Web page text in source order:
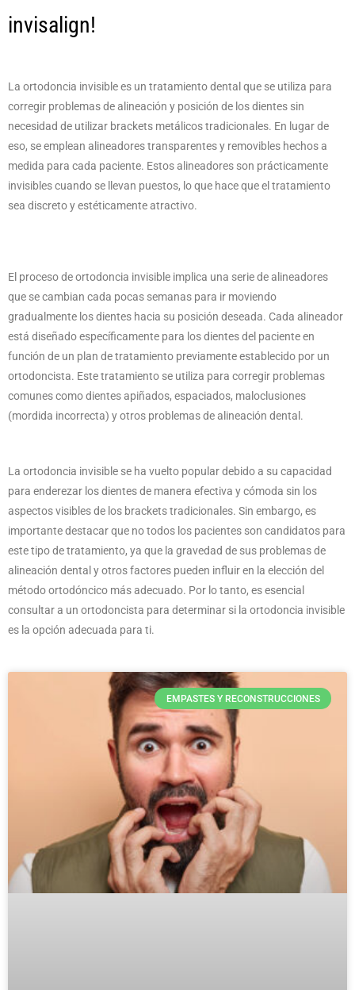
invisalign!
La ortodoncia invisible es un tratamiento dental que se utiliza para
corregir problemas de alineación y posición de los dientes sin
necesidad de utilizar brackets metálicos tradicionales. En lugar de
eso, se emplean alineadores transparentes y removibles hechos a
medida para cada paciente. Estos alineadores son prácticamente
invisibles cuando se llevan puestos, lo que hace que el tratamiento
sea discreto y estéticamente atractivo.
El proceso de ortodoncia invisible implica una serie de alineadores
que se cambian cada pocas semanas para ir moviendo
gradualmente los dientes hacia su posición deseada. Cada alineador
está diseñado específicamente para los dientes del paciente en
función de un plan de tratamiento previamente establecido por un
ortodoncista. Este tratamiento se utiliza para corregir problemas
comunes como dientes apiñados, espaciados, maloclusiones
(mordida incorrecta) y otros problemas de alineación dental.
La ortodoncia invisible se ha vuelto popular debido a su capacidad
para enderezar los dientes de manera efectiva y cómoda sin los
aspectos visibles de los brackets tradicionales. Sin embargo, es
importante destacar que no todos los pacientes son candidatos para
este tipo de tratamiento, ya que la gravedad de sus problemas de
alineación dental y otros factores pueden influir en la elección del
método ortodóncico más adecuado. Por lo tanto, es esencial
consultar a un ortodoncista para determinar si la ortodoncia invisible
es la opción adecuada para ti.
EMPASTES Y RECONSTRUCCIONES